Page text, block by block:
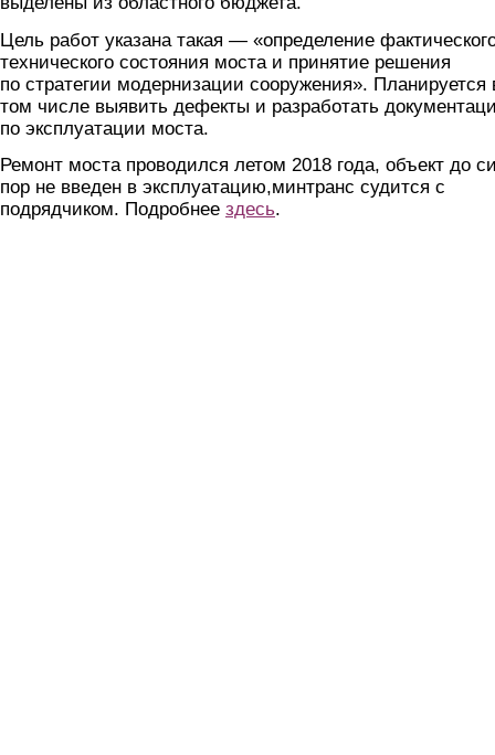
Цель работ указана такая — «определение
технического состояния моста и принятие решения
по стратегии модернизации сооружения». Планируется
том числе выявить дефекты и разработать
по эксплуатации моста.
Ремонт моста проводился летом 2018 года, объект до
пор не введен в эксплуатацию,минтранс судится с
подрядчиком. Подробнее здесь.